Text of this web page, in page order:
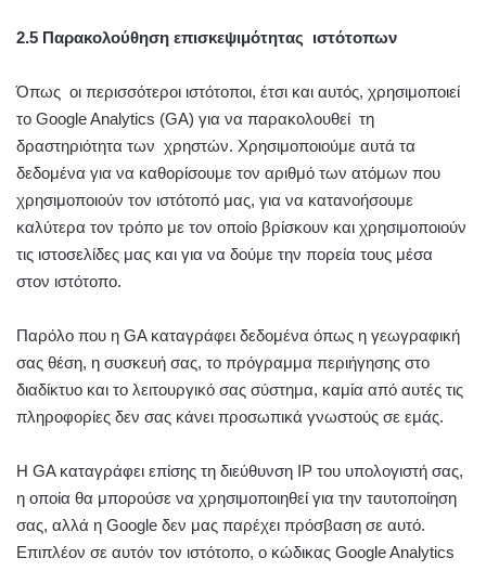
2.5 Παρακολούθηση επισκεψιμότητας ιστότοπων
Όπως οι περισσότεροι ιστότοποι, έτσι και αυτός, χρησιμοποιεί
το Google Analytics (GA) για να παρακολουθεί τη
δραστηριότητα των χρηστών. Χρησιμοποιούμε αυτά τα
δεδομένα για να καθορίσουμε τον αριθμό των ατόμων που
χρησιμοποιούν τον ιστότοπό μας, για να κατανοήσουμε
καλύτερα τον τρόπο με τον οποίο βρίσκουν και χρησιμοποιούν
τις ιστοσελίδες μας και για να δούμε την πορεία τους μέσα
στον ιστότοπο.
Παρόλο που η GA καταγράφει δεδομένα όπως η γεωγραφική
σας θέση, η συσκευή σας, το πρόγραμμα περιήγησης στο
διαδίκτυο και το λειτουργικό σας σύστημα, καμία από αυτές τις
πληροφορίες δεν σας κάνει προσωπικά γνωστούς σε εμάς.
Η GA καταγράφει επίσης τη διεύθυνση IP του υπολογιστή σας,
η οποία θα μπορούσε να χρησιμοποιηθεί για την ταυτοποίηση
σας, αλλά η Google δεν μας παρέχει πρόσβαση σε αυτό.
Επιπλέον σε αυτόν τον ιστότοπο, ο κώδικας Google Analytics